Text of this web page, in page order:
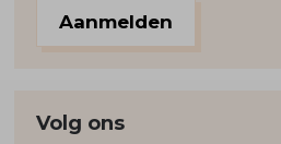
Aanmelden
Volg ons